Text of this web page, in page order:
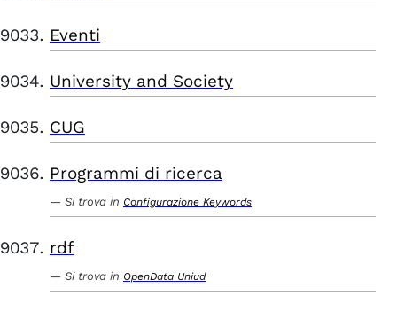
Eventi
University and Society
CUG
Programmi di ricerca
Si trova in Configurazione Keywords
rdf
Si trova in OpenData Uniud